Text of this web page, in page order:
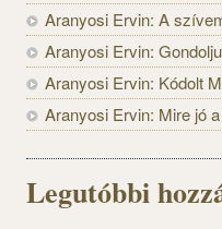
Aranyosi Ervin: A
Aranyosi Ervin:
Aranyosi Ervin: Kódolt
Aranyosi Ervin: Mire jó
Legutóbbi